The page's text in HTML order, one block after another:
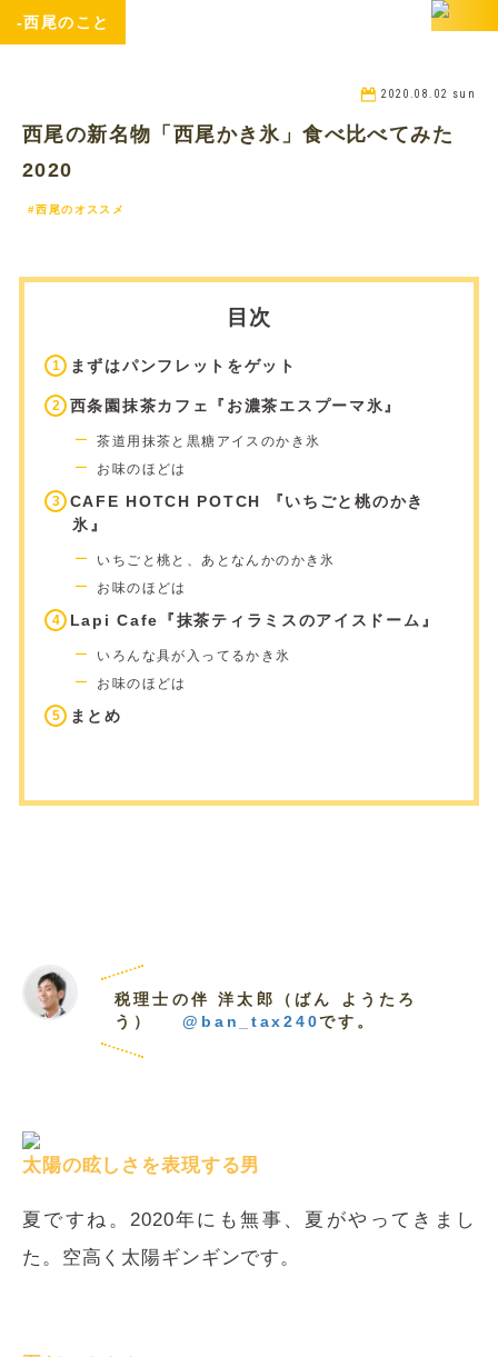
-西尾のこと
2020.08.02 sun
西尾の新名物「西尾かき氷」食べ比べてみた
2020
#西尾のオススメ
目次
まずはパンフレットをゲット
西条園抹茶カフェ『お濃茶エスプーマ氷』
茶道用抹茶と黒糖アイスのかき氷
お味のほどは
CAFE HOTCH POTCH 『いちごと桃のかき
氷』
いちごと桃と、あとなんかのかき氷
お味のほどは
Lapi Cafe『抹茶ティラミスのアイスドーム』
いろんな具が入ってるかき氷
お味のほどは
まとめ
税理士の伴 洋太郎（ばん ようたろ
う）
@ban_tax240です。
太陽の眩しさを表現する男
夏ですね。2020年にも無事、夏がやってきまし
た。空高く太陽ギンギンです。